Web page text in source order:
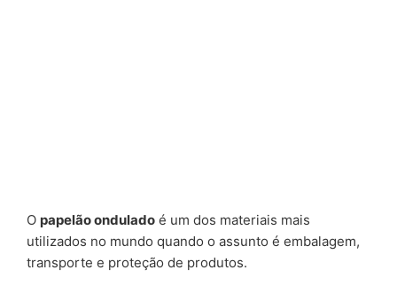
O papelão ondulado é um dos materiais mais
utilizados no mundo quando o assunto é embalagem,
transporte e proteção de produtos.